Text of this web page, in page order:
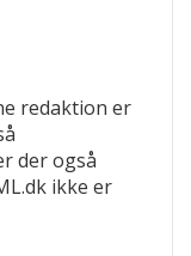
redaktion er
der også
ikke er